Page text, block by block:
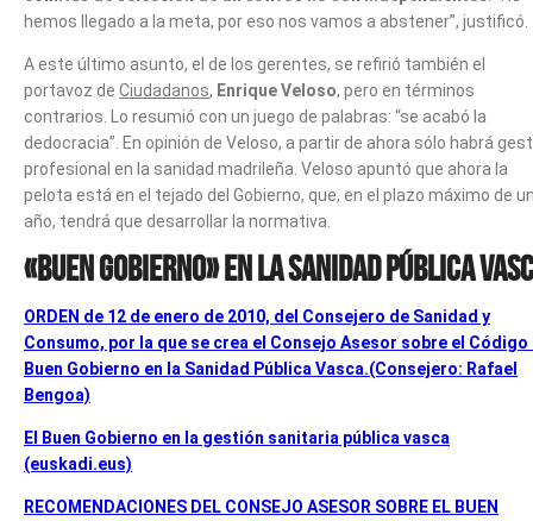
hemos llegado a la meta, por eso nos vamos a abstener”, justificó.
A este último asunto, el de los gerentes, se refirió también el
portavoz de Ciudadanos, Enrique Veloso, pero en términos
contrarios. Lo resumió con un juego de palabras: “se acabó la
dedocracia”. En opinión de Veloso, a partir de ahora sólo habrá
profesional en la sanidad madrileña. Veloso apuntó que ahora la
pelota está en el tejado del Gobierno, que, en el plazo máximo de
año, tendrá que desarrollar la normativa.
«Buen Gobierno» en la Sanidad Pública
ORDEN de 12 de enero de 2010, del Consejero de Sanidad y
Consumo, por la que se crea el Consejo Asesor sobre el Código
Buen Gobierno en la Sanidad Pública Vasca.(Consejero: Rafael
Bengoa)
El Buen Gobierno en la gestión sanitaria pública vasca
(euskadi.eus)
RECOMENDACIONES DEL CONSEJO ASESOR SOBRE EL BUEN